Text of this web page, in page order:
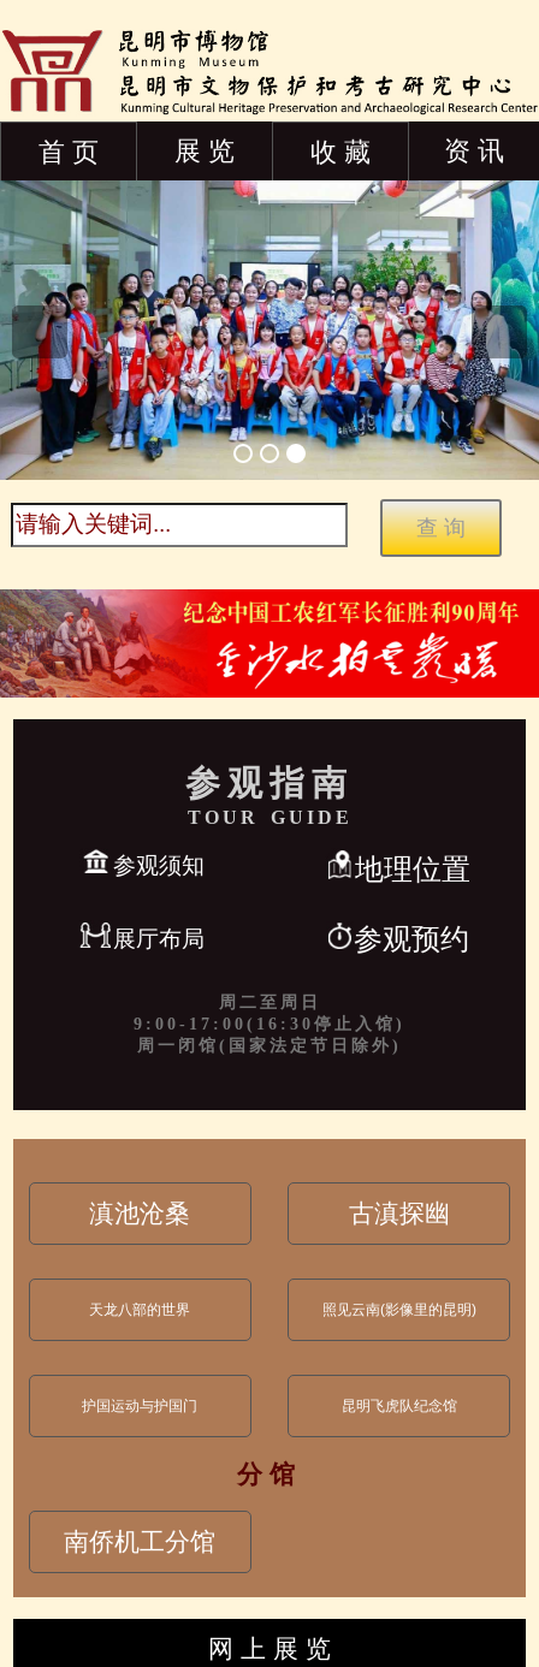
首 页 展 览 收 藏 资 讯
参观指南
TOUR GUIDE
参观须知 地理位置
展厅布局 参观预约
周二至周日
9:00-17:00(16:30停止入馆)
周一闭馆(国家法定节日除外)
滇池沧桑 古滇探幽
天龙八部的世界 照见云南(影像里的昆明)
护国运动与护国门 昆明飞虎队纪念馆
分 馆
南侨机工分馆
网 上 展 览